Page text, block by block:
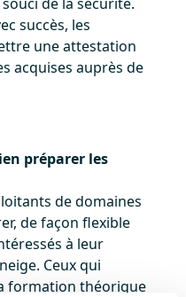
succès, les
une attestation
acquises auprès de
préparer les
de domaines
de façon flexible
à leur
Ceux qui
formation théorique